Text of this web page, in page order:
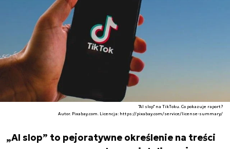
"AI slop" na TikToku. Co pokazuje raport?
Autor. Pixabay.com. Licencja: https://pixabay.com/service/license-summary/
„AI slop” to pejoratywne określenie na treści